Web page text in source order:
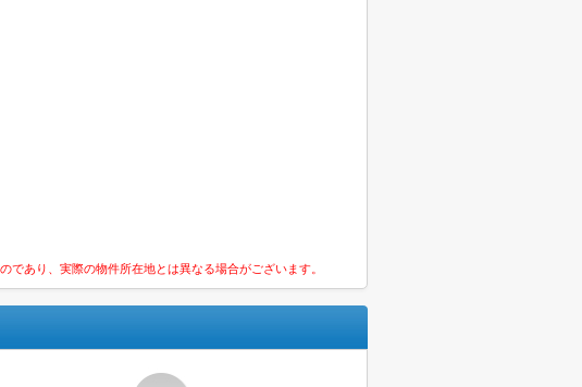
あり、実際の物件所在地とは異なる場合がございます。